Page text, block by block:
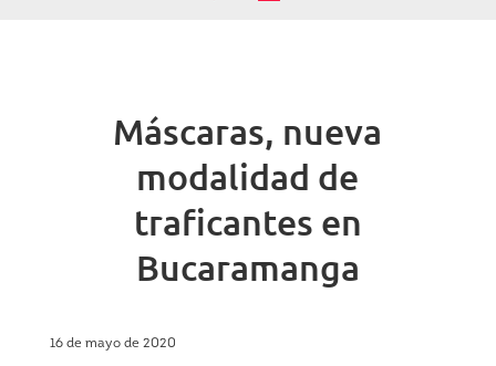
Máscaras, nueva
modalidad de
traficantes en
Bucaramanga
16 de mayo de 2020